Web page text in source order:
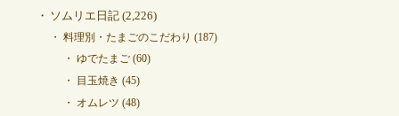
ソムリエ日記(2,226)
料理別・たまごのこだわり (187)
ゆでたまご(60)
目玉焼き (45)
オムレツ (48)